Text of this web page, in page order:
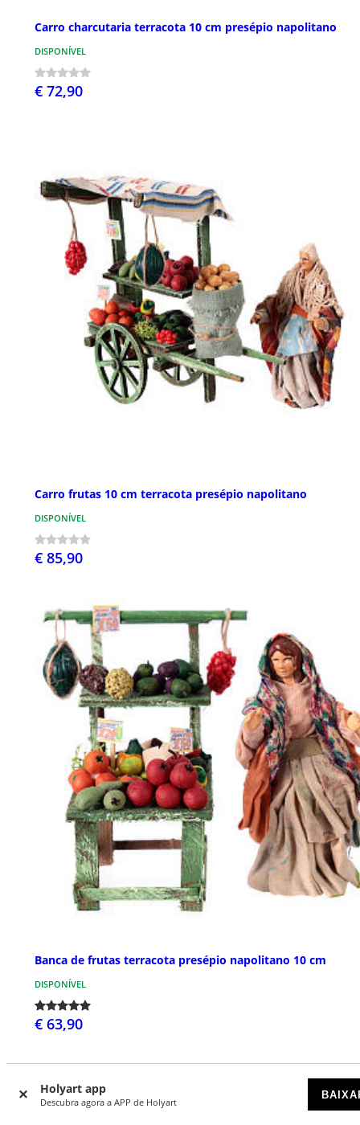
Holyart app
Descubra agora a APP de Holyart
Carro charcutaria terracota 10 cm presépio napolitano
DISPONÍVEL
€ 72,90
Carro frutas 10 cm terracota presépio napolitano
DISPONÍVEL
€ 85,90
Banca de frutas terracota presépio napolitano 10 cm
DISPONÍVEL
€ 63,90